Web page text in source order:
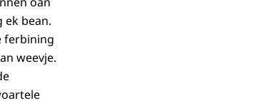
ek bean.
ferbining
weevje.